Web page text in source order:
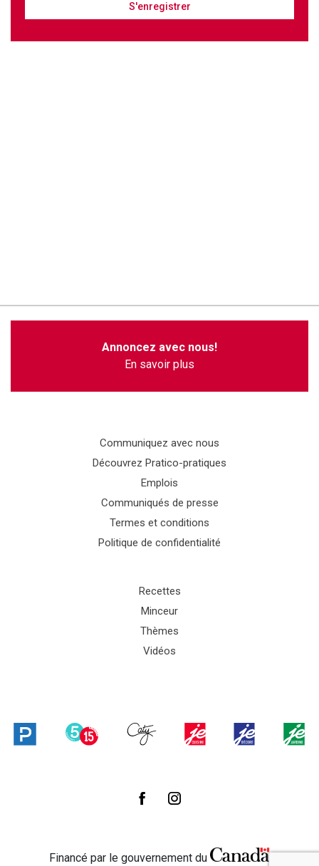
Annoncez avec nous!
En savoir plus
Communiquez avec nous
Découvrez Pratico-pratiques
Emplois
Communiqués de presse
Termes et conditions
Politique de confidentialité
Recettes
Minceur
Thèmes
Vidéos
Financé par le gouvernement du